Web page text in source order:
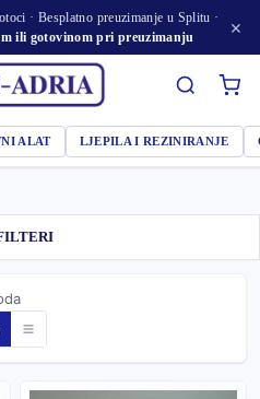
· Besplatno preuzimanje u Splitu ·
ili gotovinom pri preuzimanju
×
ALAT LJEPILA I REZINIRANJE